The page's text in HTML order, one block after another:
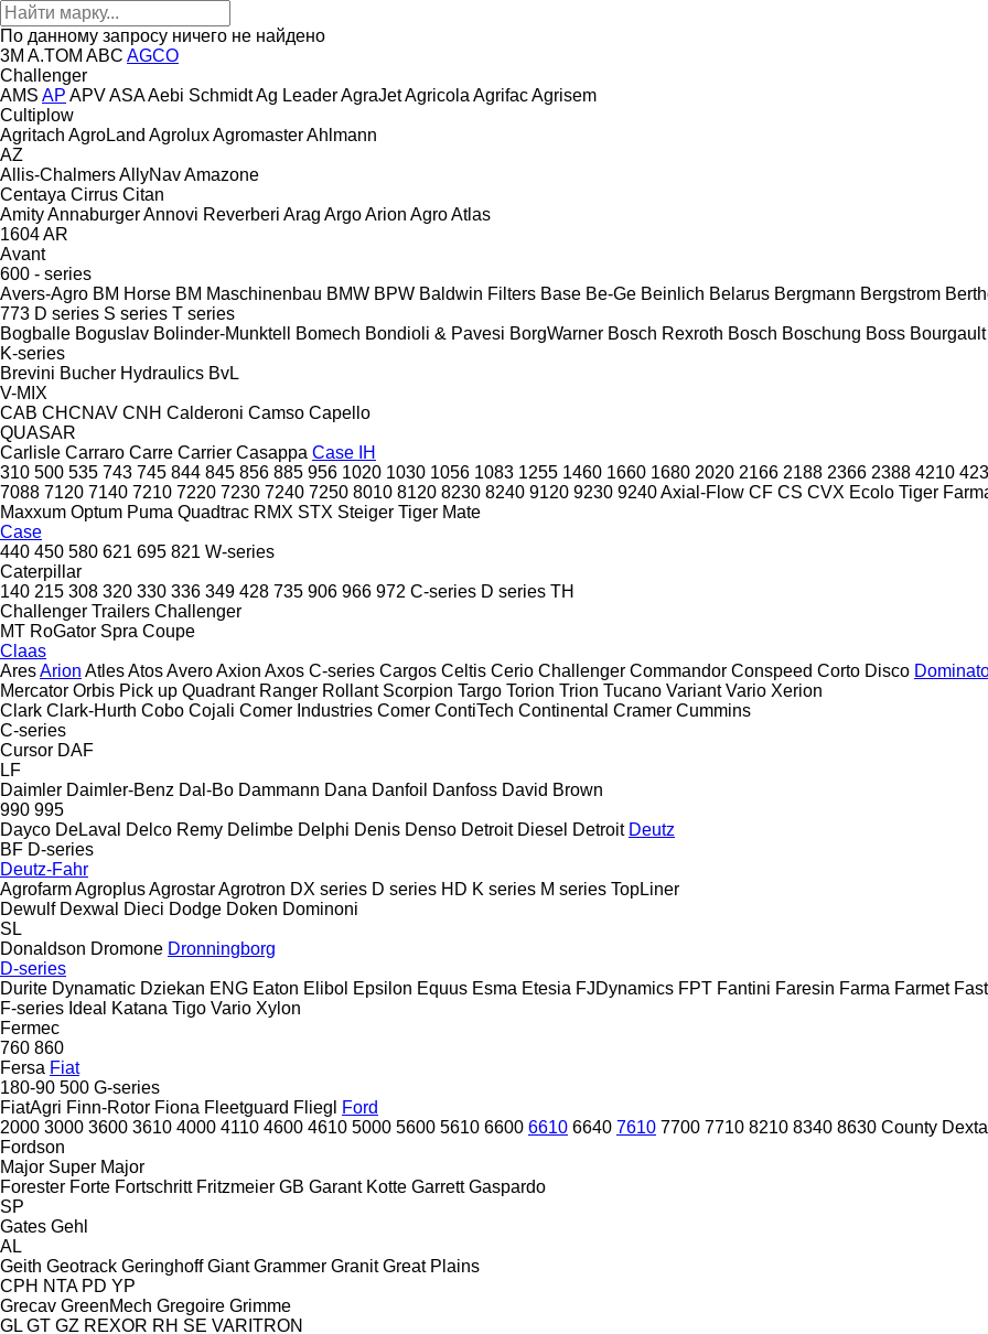
По данному запросу ничего не найдено
3M A.TOM ABC AGCO
Challenger
AMS AP APVASAAebi SchmidtAg LeaderAgraJetAgricola AgrifacAgrisem
Cultiplow
Agritach AgroLand AgroluxAgromasterAhlmann
AZ
Allis-ChalmersAllyNavAmazone
Centaya Cirrus Citan
AmityAnnaburgerAnnovi Reverberi Arag ArgoArion AgroAtlas
1604AR
Avant
600 - series
Avers-Agro BM Horse BM Maschinenbau BMW BPW Baldwin Filters Base Be-Ge Beinlich Belarus Bergmann Bergstrom
773 D series S series T series
Bogballe Boguslav Bolinder-Munktell Bomech Bondioli & Pavesi BorgWarner Bosch Rexroth Bosch Boschung Boss Bourgault
K-series
Brevini Bucher Hydraulics BvL
V-MIX
CAB CHCNAV CNH Calderoni Camso Capello
QUASAR
Carlisle Carraro Carre Carrier Casappa Case IH
310 500 535 743 745 844 845 856 885 956 1020 1030 1056 1083 1255 1460 1660 1680 2020 2166 2188 2366 2388 4210
7088 7120 7140 7210 7220 7230 7240 7250 8010 8120 8230 8240 9120 9230 9240Axial-Flow CF CS CVX Ecolo Tiger
Maxxum Optum Puma Quadtrac RMX STX Steiger Tiger Mate
Case
440 450 580 621 695 821 W-series
Caterpillar
140 215 308 320 330 336 349 428 735 906 966 972 C-series D series TH
Challenger Trailers Challenger
MT RoGator Spra Coupe
Claas
AresArion AtlesAtosAveroAxion Axos C-series Cargos Celtis Cerio Challenger Commandor Conspeed Corto Disco
Mercator Orbis Pick up Quadrant Ranger Rollant Scorpion Targo Torion Trion Tucano Variant Vario Xerion
Clark Clark-Hurth Cobo Cojali Comer Industries Comer ContiTech Continental Cramer Cummins
C-series
Cursor DAF
LF
Daimler Daimler-Benz Dal-Bo Dammann Dana Danfoil Danfoss David Brown
990 995
Dayco DeLaval Delco Remy Delimbe Delphi Denis Denso Detroit Diesel Detroit Deutz
BF D-series
Deutz-Fahr
AgrofarmAgroplusAgrostarAgrotron DX series D series HD K series M series TopLiner
Dewulf Dexwal Dieci Dodge Doken Dominoni
SL
Donaldson Dromone Dronningborg
D-series
Durite Dynamatic Dziekan ENG Eaton Elibol Epsilon Equus Esma Etesia FJDynamics FPT Fantini Faresin Farma Farmet Fast
F-series Ideal Katana Tigo Vario Xylon
Fermec
760 860
Fersa Fiat
180-90 500 G-series
FiatAgri Finn-Rotor Fiona Fleetguard Fliegl
Ford
2000 3000 3600 3610 4000 4110 4600 4610 5000 5600 5610 6600 6610 6640 7610 7700 7710 8210 8340 8630 County Dexta
Fordson
Major Super Major
Forester Forte Fortschritt Fritzmeier GB Garant Kotte Garrett Gaspardo
SP
Gates Gehl
AL
Geith Geotrack Geringhoff Giant Grammer Granit Great Plains
CPH NTA PD YP
Grecav GreenMech Gregoire Grimme
GL GT GZ REXOR RH SE VARITRON